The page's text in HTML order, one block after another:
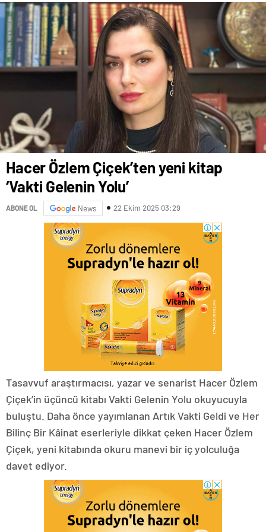
Hacer Özlem Çiçek’ten yeni kitap
‘Vakti Gelenin Yolu’
ABONE OL News 22 Ekim 2025 03:29
Tasavvuf araştırmacısı, yazar ve senarist Hacer Özlem
Çiçek’in üçüncü kitabı Vakti Gelenin Yolu okuyucuyla
buluştu. Daha önce yayımlanan Artık Vakti Geldi ve Her
Bilinç Bir Kâinat eserleriyle dikkat çeken Hacer Özlem
Çiçek, yeni kitabında okuru manevi bir iç yolculuğa
davet ediyor.